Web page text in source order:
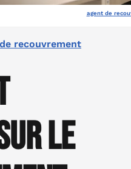
agent de
recouvrement
le